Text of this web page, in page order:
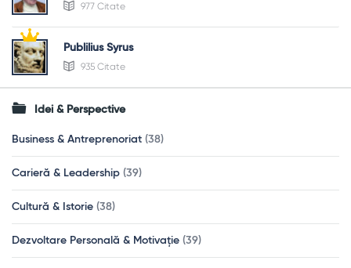
977 Citate
Publilius Syrus
935 Citate
Idei & Perspective
Business & Antreprenoriat (38)
Carieră & Leadership (39)
Cultură & Istorie (38)
Dezvoltare Personală & Motivație (39)